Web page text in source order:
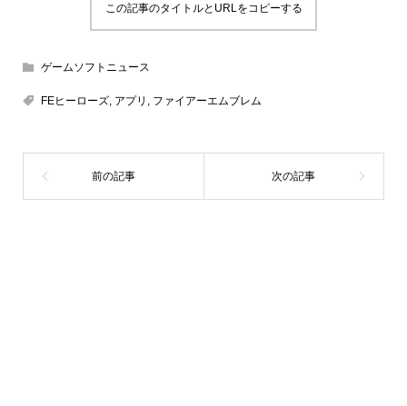
この記事のタイトルとURLをコピーする
ゲームソフトニュース
FEヒーローズ, アプリ ファイアーエムブレム